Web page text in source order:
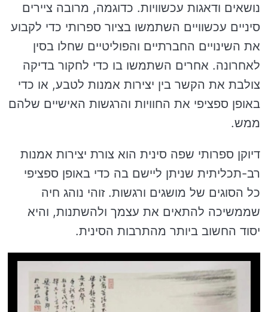
נושאים ודאגות עכשוויות. כדוגמה, מרובה ציירים
סיניים עכשוויים השתמשו בציור ספרותי כדי לקבוע
את השינויים החברתיים והפוליטיים שחלו בסין
לאחרונה. אחרים השתמשו בו כדי לחקור בדיקה
צולבת את הקשר בין יצירות אמנות לטבע, או כדי
באופן ספציפי את החוויות והרגשות האישיים שלהם
ממש.
דיוקן ספרותי שפה סינית הוא צורת יצירות אמנות
רב-תכליתית שניתן ליישם בה כדי באופן ספציפי
כל הסוגים של מושגים ורגשות. זוהי נוהג חיה
שממשיכה להתאים את עצמך ולהשתנות, והיא
יסוד החשוב ביותר מהתרבות הסינית.